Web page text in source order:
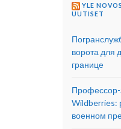
YLE
UUTISET
ворота для
границе
Профессор-
Wildberries:
военном